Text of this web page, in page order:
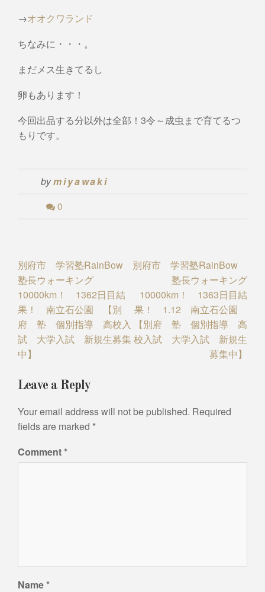
→オオクワランド
ちなみに・・・。
まだメス生きてるし
卵もあります！
今回出品する分以外は全部！3令～成虫まで育てるつ
もりです。
bymiyawaki
0
Post
navigation
別府市 学習塾RainBow
塾長ウォーキング
10000km！ 1362日目結
果！ 南立石公園 【別
府 塾 個別指導 高校入
試 大学入試 新規生募集
中】
別府市 学習塾RainBow
塾長ウォーキング
10000km！ 1363日目結
果！ 1.12 南立石公園
【別府 塾 個別指導 高
校入試 大学入試 新規生
募集中】
Leave a Reply
Your email address will not be published. Required
fields are marked *
Comment*
Name*